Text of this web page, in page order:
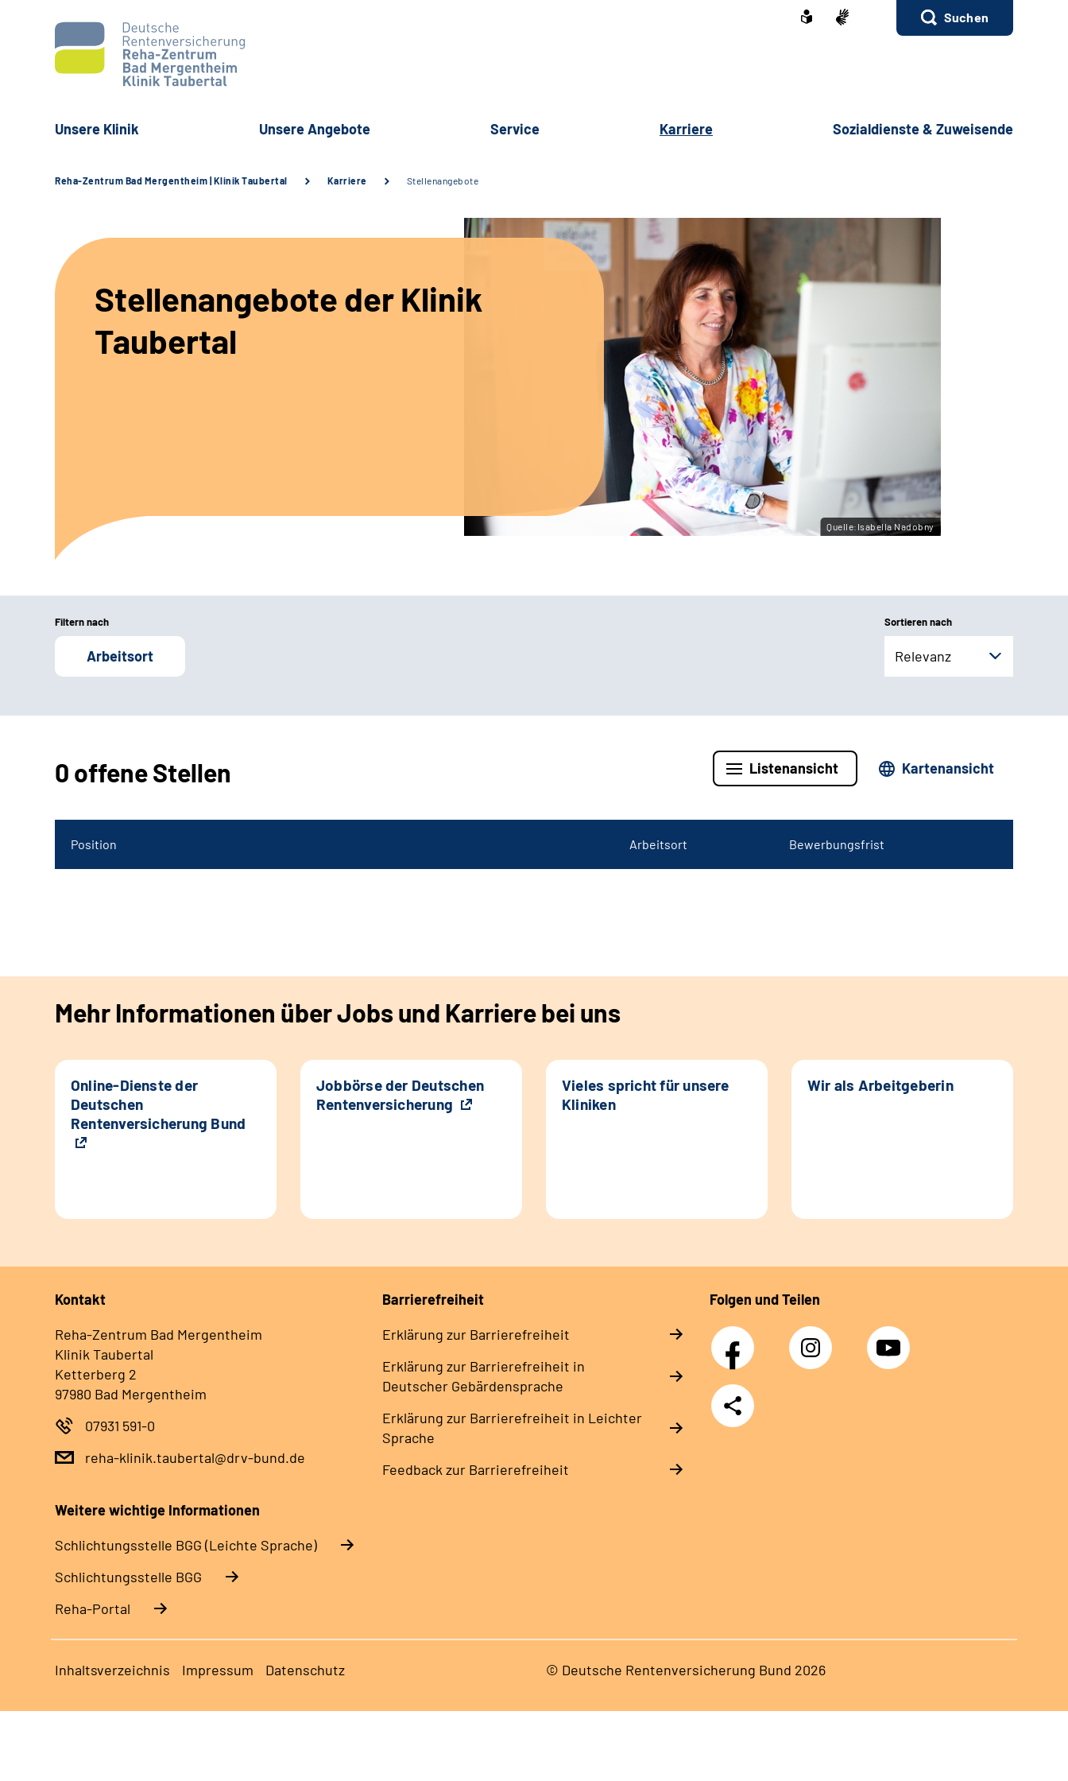
Suchen
Unsere Klinik Unsere Angebote Service Karriere Sozialdienste & Zuweisende
Reha-Zentrum Bad Mergentheim | Klinik Taubertal Karriere Stellenangebote
Stellenangebote der Klinik
Taubertal
Quelle:Isabella Nadobny
Filtern nach
Arbeitsort
Sortieren nach
Relevanz
0 offene Stellen Listenansicht Kartenansicht
Position Arbeitsort Bewerbungsfrist
Mehr Informationen über Jobs und Karriere bei uns
Online-Dienste der
Deutschen
Rentenversicherung Bund
Jobbörse der Deutschen
Rentenversicherung
Vieles spricht für unsere
Kliniken
Wir als Arbeitgeberin
Kontakt
Reha-Zentrum Bad Mergentheim
Klinik Taubertal
Ketterberg 2
97980 Bad Mergentheim
07931 591-0
reha-klinik.taubertal@drv-bund.de
Barrierefreiheit
Erklärung zur Barrierefreiheit
Erklärung zur Barrierefreiheit in
Deutscher Gebärdensprache
Erklärung zur Barrierefreiheit in Leichter
Sprache
Feedback zur Barrierefreiheit
Folgen und Teilen
Facebook Instagram YouTube
Teilen
Weitere wichtige Informationen
Schlich­tungs­stel­le BGG (Leichte Sprache)
Schlich­tungs­stel­le BGG
Reha-Portal
Inhaltsverzeichnis Impressum Datenschutz © Deutsche Rentenversicherung Bund 2026